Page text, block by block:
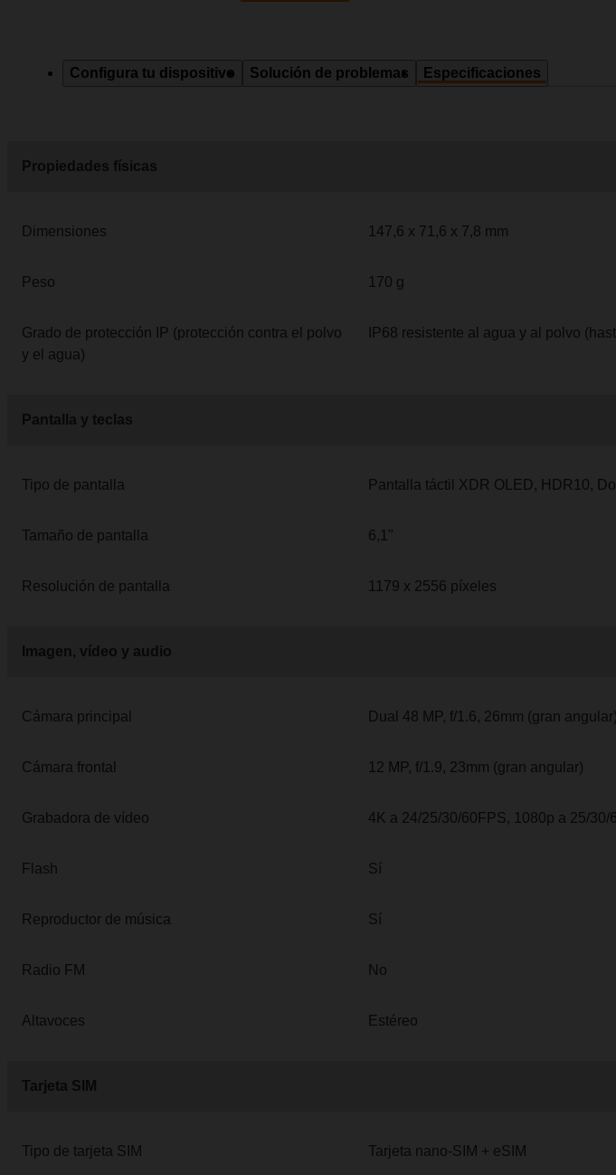
Configura tu dispositivo Solución de problemas Especificaciones
Propiedades físicas
Dimensiones 147,6 x 71,6 x 7,8 mm
Peso 170 g
Grado de protección IP (protección contra el polvo
y el agua)
IP68 resistente al agua y al polvo
Pantalla y teclas
Tipo de pantalla Pantalla táctil XDR OLED, HDR10,
Tamaño de pantalla 6,1"
Resolución de pantalla 1179 x 2556 píxeles
Imagen, vídeo y audio
Cámara principal Dual 48 MP, f/1.6, 26mm (gran
Cámara frontal 12 MP, f/1.9, 23mm (gran angular)
Grabadora de vídeo 4K a 24/25/30/60FPS, 1080p a 25/
Flash Sí
Reproductor de música Sí
Radio FM No
Altavoces Estéreo
Tarjeta SIM
Tipo de tarjeta SIM Tarjeta nano-SIM + eSIM